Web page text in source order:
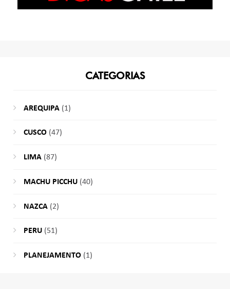
CATEGORIAS
AREQUIPA(1)
CUSCO(47)
LIMA(87)
MACHU PICCHU(40)
NAZCA(2)
PERU(51)
PLANEJAMENTO(1)